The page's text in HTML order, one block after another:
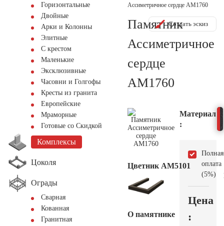
Горизонтальные
Двойные
Арки и Колонны
Элитные
С крестом
Маленькие
Эксклюзивные
Часовни и Голгофы
Кресты из гранита
Европейские
Мраморные
Готовые со Скидкой
Комплексы
Цоколя
Ограды
Сварная
Кованная
Гранитная
Ассиметричное сердце AM1760
Памятник
Ассиметричное
сердце
AM1760
Создать эскиз
Цветник АМ5101
О памятнике
Материал
:
Полная
оплата
(5%)
Цена
: